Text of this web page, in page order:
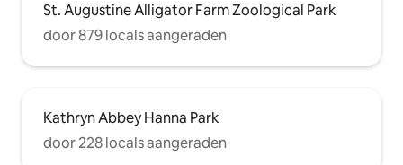
St. Augustine Alligator Farm Zoological Park
door 879 locals aangeraden
Kathryn Abbey Hanna Park
door 228 locals aangeraden